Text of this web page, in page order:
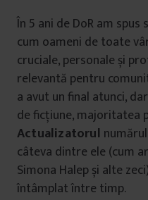
În 5 ani de DoR am spus
cum oameni de toate
cruciale, personale și
relevantă pentru
a avut un final atunci,
de ficțiune, majoritatea
Actualizatorul
câteva dintre ele (cum
Simona Halep și alte
întâmplat între timp.